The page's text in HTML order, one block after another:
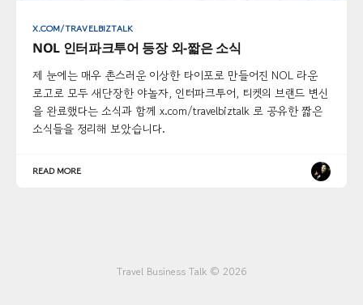
X.COM/TRAVELBIZTALK
NOL 인터파크투어 등장 외-짧은 소식
제 눈에는 매우 촌스러운 이상한 타이포로 만들어진 NOL 라운
로고로 모두 새단장한 야놀자, 인터파크투어, 티켓의 브랜드 변신
을 완료했다는 소식과 함께 x.com/travelbiztalk 로 공유한 짧은
소식들을 정리해 보았습니다.
READ MORE
Travel Business Talk © 2026